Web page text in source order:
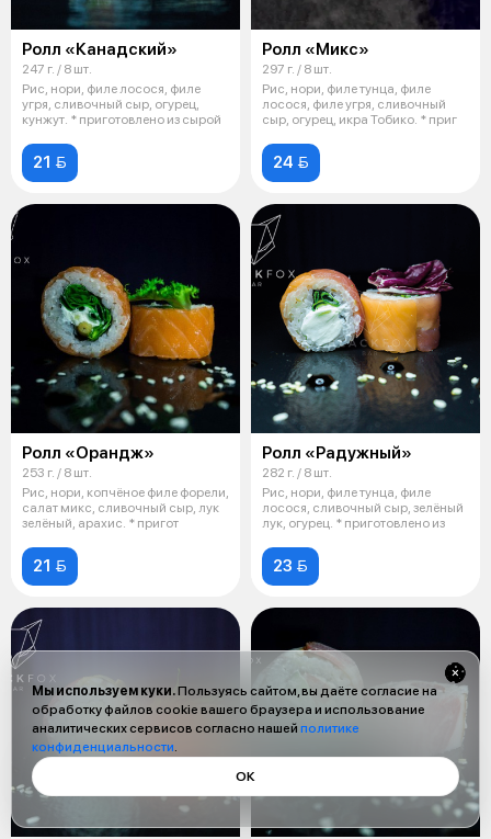
Ролл «Канадский»
247 г. / 8 шт.
Рис, нори, филе лосося, филе
угря, сливочный сыр, огурец,
кунжут. * приготовлено из сырой
21 
Ролл «Микс»
297 г. / 8 шт.
Рис, нори, филе тунца, филе
лосося, филе угря, сливочный
сыр, огурец, икра Тобико. * приг
24 
Ролл «Орандж»
253 г. / 8 шт.
Рис, нори, копчёное филе форели,
салат микс, сливочный сыр, лук
зелёный, арахис. * пригот
21 
Ролл «Радужный»
282 г. / 8 шт.
Рис, нори, филе тунца, филе
лосося, сливочный сыр, зелёный
лук, огурец. * приготовлено из
23 
Мы используем куки.Пользуясь сайтом, вы даёте согласие на
обработку файлов cookie вашего браузера и использование
аналитических сервисов согласно нашей политике
конфиденциальности.
ОК